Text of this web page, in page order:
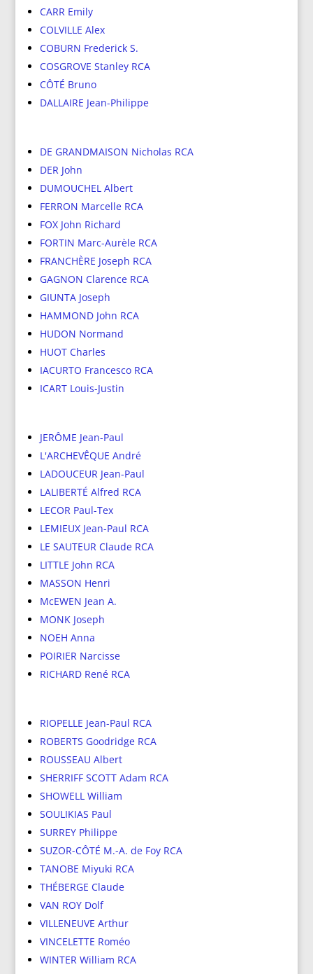
CARR Emily
COLVILLE Alex
COBURN Frederick S.
COSGROVE Stanley RCA
CÔTÉ Bruno
DALLAIRE Jean-Philippe
DE GRANDMAISON Nicholas RCA
DER John
DUMOUCHEL Albert
FERRON Marcelle RCA
FOX John Richard
FORTIN Marc-Aurèle RCA
FRANCHÈRE Joseph RCA
GAGNON Clarence RCA
GIUNTA Joseph
HAMMOND John RCA
HUDON Normand
HUOT Charles
IACURTO Francesco RCA
ICART Louis-Justin
JERÔME Jean-Paul
L'ARCHEVÊQUE André
LADOUCEUR Jean-Paul
LALIBERTÉ Alfred RCA
LECOR Paul-Tex
LEMIEUX Jean-Paul RCA
LE SAUTEUR Claude RCA
LITTLE John RCA
MASSON Henri
McEWEN Jean A.
MONK Joseph
NOEH Anna
POIRIER Narcisse
RICHARD René RCA
RIOPELLE Jean-Paul RCA
ROBERTS Goodridge RCA
ROUSSEAU Albert
SHERRIFF SCOTT Adam RCA
SHOWELL William
SOULIKIAS Paul
SURREY Philippe
SUZOR-CÔTÉ M.-A. de Foy RCA
TANOBE Miyuki RCA
THÉBERGE Claude
VAN ROY Dolf
VILLENEUVE Arthur
VINCELETTE Roméo
WINTER William RCA